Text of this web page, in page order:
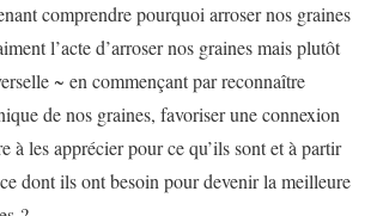
comprendre pourquoi arroser nos graines
l’acte d’arroser nos graines mais plutôt
~ en commençant par reconnaître
de nos graines, favoriser une connexion
à les apprécier pour ce qu’ils sont et à partir
dont ils ont besoin pour devenir la meilleure